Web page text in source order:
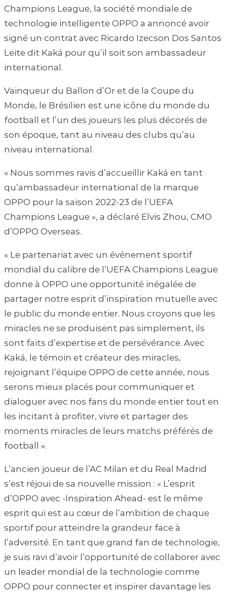
Champions League, la société mondiale de
technologie intelligente OPPO a annoncé avoir
signé un contrat avec Ricardo Izecson Dos Santos
Leite dit Kaká pour qu’il soit son ambassadeur
international.
Vainqueur du Ballon d’Or et de la Coupe du
Monde, le Brésilien est une icône du monde du
football et l’un des joueurs les plus décorés de
son époque, tant au niveau des clubs qu’au
niveau international.
« Nous sommes ravis d’accueillir Kaká en tant
qu’ambassadeur international de la marque
OPPO pour la saison 2022-23 de l’UEFA
Champions League », a déclaré Elvis Zhou, CMO
d’OPPO Overseas.
« Le partenariat avec un événement sportif
mondial du calibre de l’UEFA Champions League
donne à OPPO une opportunité inégalée de
partager notre esprit d’inspiration mutuelle avec
le public du monde entier. Nous croyons que les
miracles ne se produisent pas simplement, ils
sont faits d’expertise et de persévérance. Avec
Kaká, le témoin et créateur des miracles,
rejoignant l’équipe OPPO de cette année, nous
serons mieux placés pour communiquer et
dialoguer avec nos fans du monde entier tout en
les incitant à profiter, vivre et partager des
moments miracles de leurs matchs préférés de
football ».
L’ancien joueur de l’AC Milan et du Real Madrid
s’est réjoui de sa nouvelle mission : « L’esprit
d’OPPO avec -Inspiration Ahead- est le même
esprit qui est au cœur de l’ambition de chaque
sportif pour atteindre la grandeur face à
l’adversité. En tant que grand fan de technologie,
je suis ravi d’avoir l’opportunité de collaborer avec
un leader mondial de la technologie comme
OPPO pour connecter et inspirer davantage les